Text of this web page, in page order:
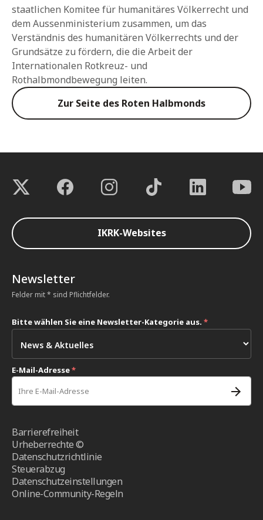
staatlichen Komitee für humanitäres Völkerrecht und
dem Aussenministerium zusammen, um das
Verständnis des humanitären Völkerrechts und der
Grundsätze zu fördern, die die Arbeit der
Internationalen Rotkreuz- und
Rothalbmondbewegung leiten.
Zur Seite des Roten Halbmonds
IKRK-Websites
Newsletter
Felder mit * sind Pflichtfelder.
Bitte wählen Sie eine Newsletter-Kategorie aus. *
E-Mail-Adresse*
Barrierefreiheit
Urheberrechte ©
Datenschutzrichtlinie
Steuerabzug
Datenschutzeinstellungen
Online-Community-Regeln